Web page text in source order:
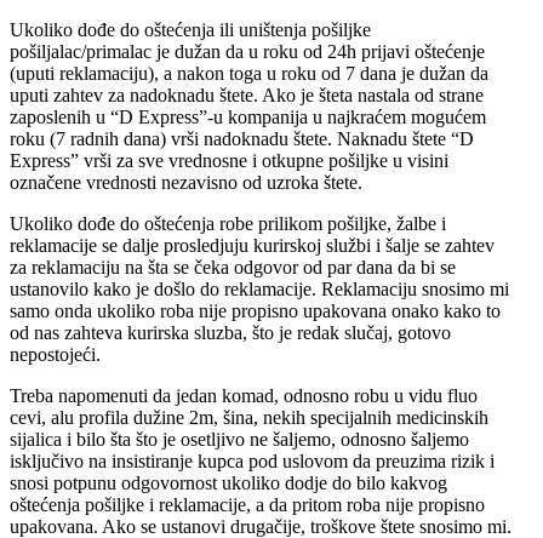
Ukoliko dođe do oštećenja ili uništenja pošiljke
pošiljalac/primalac je dužan da u roku od 24h prijavi oštećenje
(uputi reklamaciju), a nakon toga u roku od 7 dana je dužan da
uputi zahtev za nadoknadu štete. Ako je šteta nastala od strane
zaposlenih u “D Express”-u kompanija u najkraćem mogućem
roku (7 radnih dana) vrši nadoknadu štete. Naknadu štete “D
Express” vrši za sve vrednosne i otkupne pošiljke u visini
označene vrednosti nezavisno od uzroka štete.
Ukoliko dođe do oštećenja robe prilikom pošiljke, žalbe i
reklamacije se dalje prosledjuju kurirskoj službi i šalje se zahtev
za reklamaciju na šta se čeka odgovor od par dana da bi se
ustanovilo kako je došlo do reklamacije. Reklamaciju snosimo mi
samo onda ukoliko roba nije propisno upakovana onako kako to
od nas zahteva kurirska sluzba, što je redak slučaj, gotovo
nepostojeći.
Treba napomenuti da jedan komad, odnosno robu u vidu fluo
cevi, alu profila dužine 2m, šina, nekih specijalnih medicinskih
sijalica i bilo šta što je osetljivo ne šaljemo, odnosno šaljemo
isključivo na insistiranje kupca pod uslovom da preuzima rizik i
snosi potpunu odgovornost ukoliko dodje do bilo kakvog
oštećenja pošiljke i reklamacije, a da pritom roba nije propisno
upakovana. Ako se ustanovi drugačije, troškove štete snosimo mi.